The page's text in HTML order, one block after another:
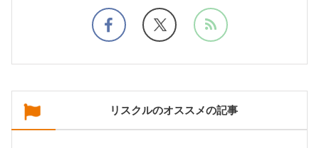
リスクルのオススメの記事